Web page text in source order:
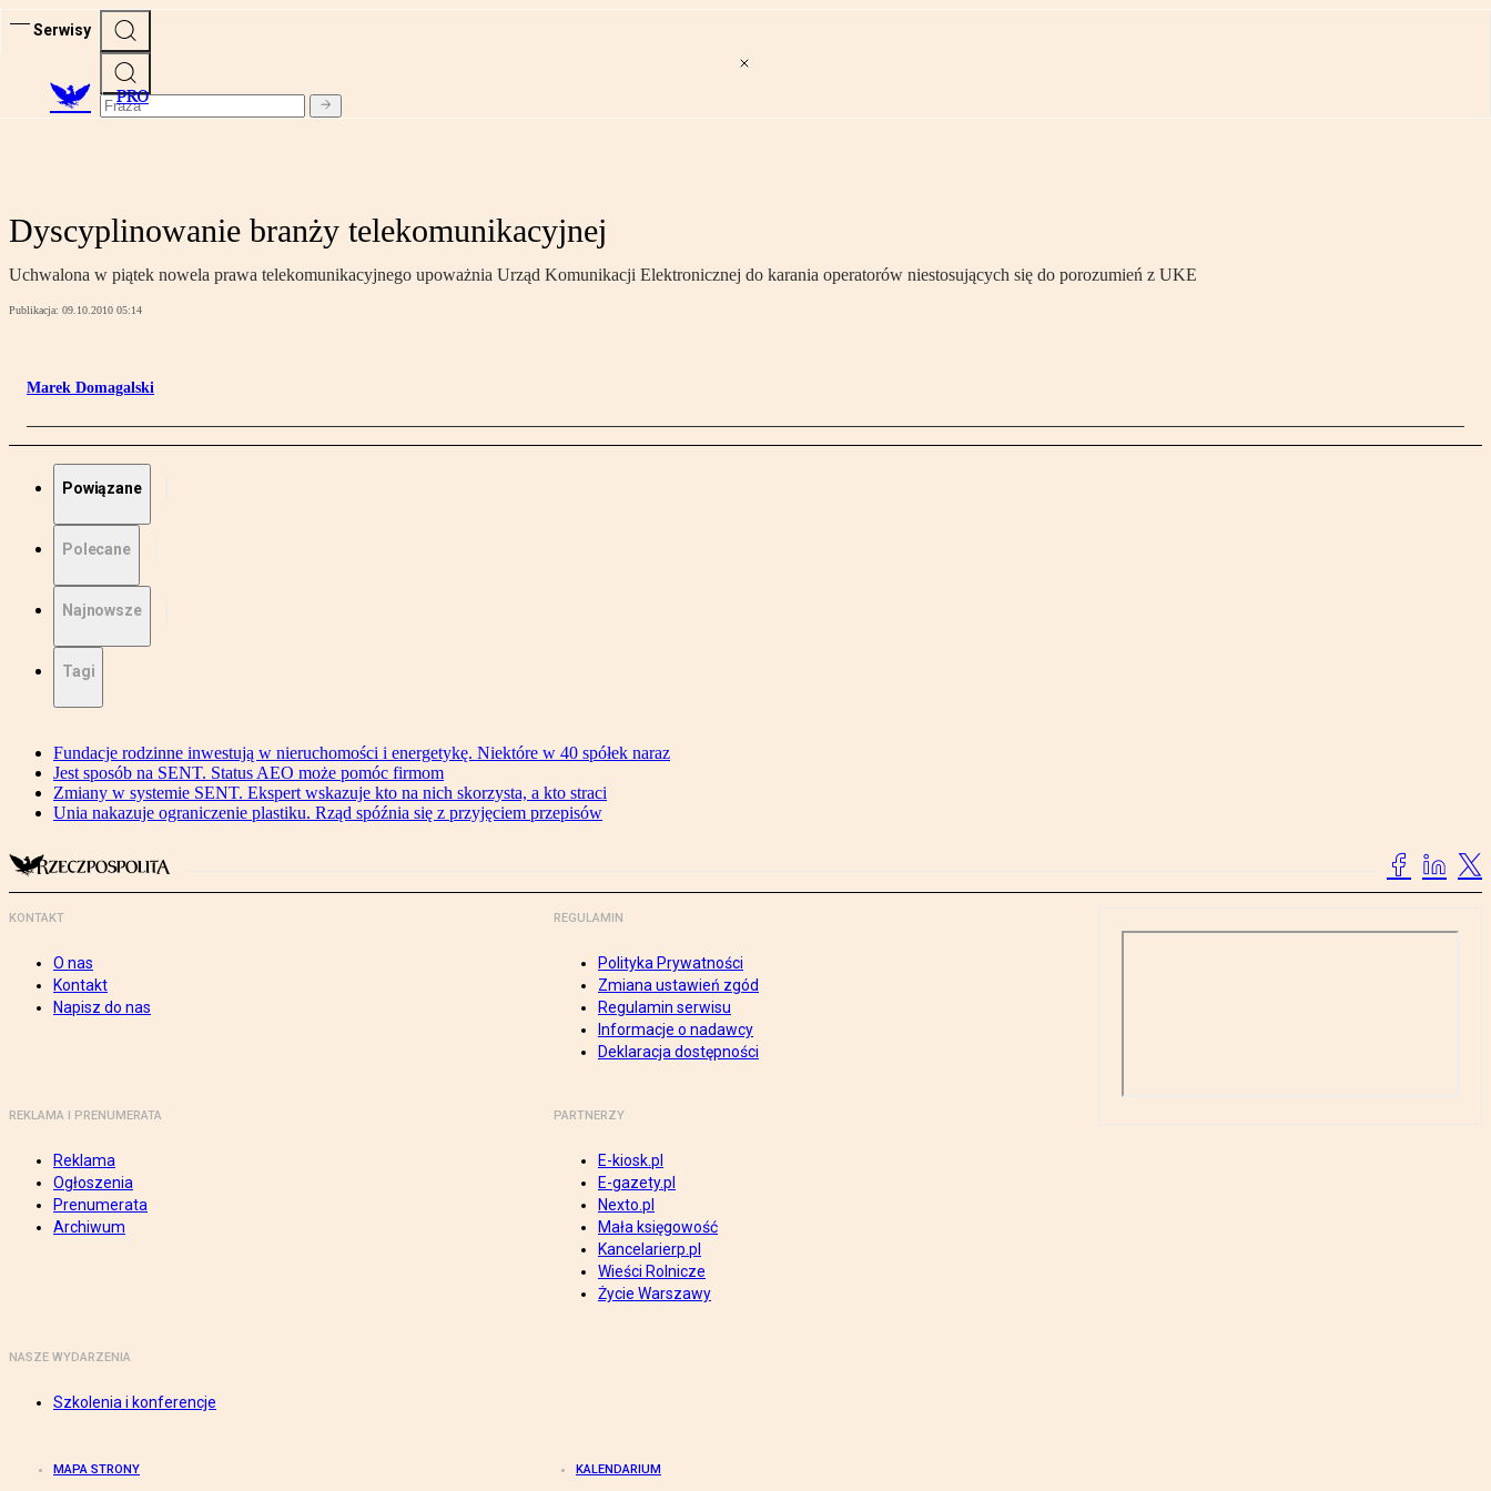
Serwisy
PRO
Dyscyplinowanie branży telekomunikacyjnej
Uchwalona w piątek nowela prawa telekomunikacyjnego upoważnia Urząd Komunikacji Elektronicznej do karania operatorów niestosujących się do porozumień z UKE
Publikacja: 09.10.2010 05:14
Marek Domagalski
Powiązane
Polecane
Najnowsze
Tagi
Fundacje rodzinne inwestują w nieruchomości i energetykę. Niektóre w 40 spółek naraz
Jest sposób na SENT. Status AEO może pomóc firmom
Zmiany w systemie SENT. Ekspert wskazuje kto na nich skorzysta, a kto straci
Unia nakazuje ograniczenie plastiku. Rząd spóźnia się z przyjęciem przepisów
KONTAKT
O nas
Kontakt
Napisz do nas
REGULAMIN
Polityka Prywatności
Zmiana ustawień zgód
Regulamin serwisu
Informacje o nadawcy
Deklaracja dostępności
REKLAMA I PRENUMERATA
Reklama
Ogłoszenia
Prenumerata
Archiwum
PARTNERZY
E-kiosk.pl
E-gazety.pl
Nexto.pl
Mała księgowość
Kancelarierp.pl
Wieści Rolnicze
Życie Warszawy
NASZE WYDARZENIA
Szkolenia i konferencje
MAPA STRONY KALENDARIUM